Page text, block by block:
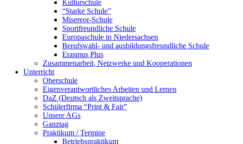
Kulturschule
“Starke Schule”
Misereor-Schule
Sportfreundliche Schule
Europaschule in Niedersachsen
Berufswahl- und ausbildungsfreundliche Schule
Erasmus Plus
Zusammenarbeit, Netzwerke und Kooperationen
Unterricht
Oberschule
Eigenverantwortliches Arbeiten und Lernen
DaZ (Deutsch als Zweitsprache)
Schülerfirma “Print & Fair”
Unsere AGs
Ganztag
Praktikum / Termine
Betriebspraktikum